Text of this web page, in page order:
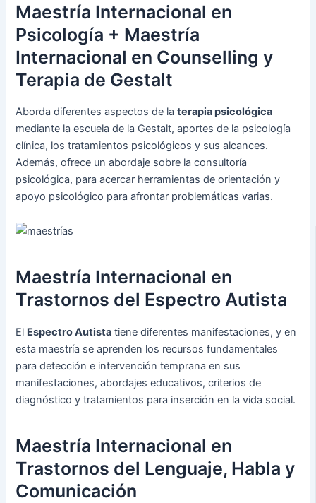
Maestría Internacional en
Psicología + Maestría
Internacional en Counselling y
Terapia de Gestalt
Aborda diferentes aspectos de laterapia psicológica
mediante la escuela de la Gestalt, aportes de la psicología
clínica, los tratamientos psicológicos y sus alcances.
Además, ofrece un abordaje sobre la consultoría
psicológica, para acercar herramientas de orientación y
apoyo psicológico para afrontar problemáticas varias.
Maestría Internacional en
Trastornos del Espectro Autista
El Espectro Autista tiene diferentes manifestaciones, y en
esta maestría se aprenden los recursos fundamentales
para detección e intervención temprana en sus
manifestaciones, abordajes educativos, criterios de
diagnóstico y tratamientos para inserción en la vida social.
Maestría Internacional en
Trastornos del Lenguaje, Habla y
Comunicación